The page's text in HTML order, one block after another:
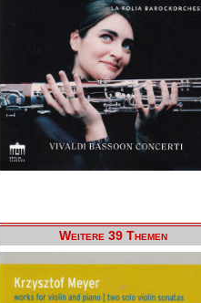
Weitere 39 Themen